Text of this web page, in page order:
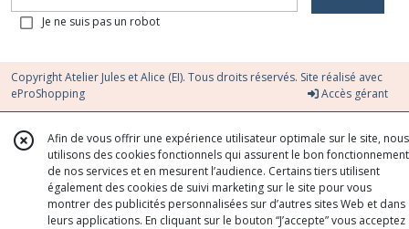
Je ne suis pas un robot
Copyright Atelier Jules et Alice (EI). Tous droits réservés. Site réalisé avec
eProShopping
Accès gérant
Afin de vous offrir une expérience utilisateur optimale sur le site, nous
utilisons des cookies fonctionnels qui assurent le bon fonctionnement
de nos services et en mesurent l’audience. Certains tiers utilisent
également des cookies de suivi marketing sur le site pour vous
montrer des publicités personnalisées sur d’autres sites Web et dans
leurs applications. En cliquant sur le bouton “J’accepte” vous acceptez